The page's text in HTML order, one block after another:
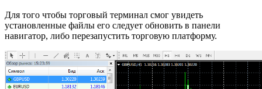
Для того чтобы торговый терминал смог увидеть
установленные файлы его следует обновить в панели
навигатор, либо перезапустить торговую платформу.